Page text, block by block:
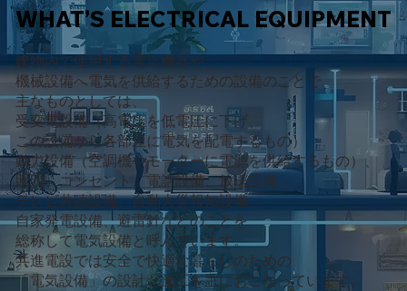
WHAT’S ELECTRICAL EQUIPMENT
WHAT’S ELECTRICAL EQUIPMENT
建物内で使用する電気機器や、
機械設備へ電気を供給するための設備のことで、
主なものとしては、
受変電設備（高電圧を低電圧に下げ、
この設備から各部屋に電気を配電するもの）、
動力設備（空調機やモーターに電源を供給するもの）、
照明、コンセント、電話設備、放送設備、
テレビ共聴設備、自動火災報知設備、
自家発電設備、避雷針などのことを
総称して電気設備と呼んでいます。
共進電設では安全で快適な暮らしのための
「電気設備」の設計と施工を主におこなっています。